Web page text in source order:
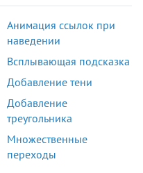
Анимация ссылок при
наведении
Всплывающая подсказка
Добавление тени
Добавление
треугольника
Множественные
переходы